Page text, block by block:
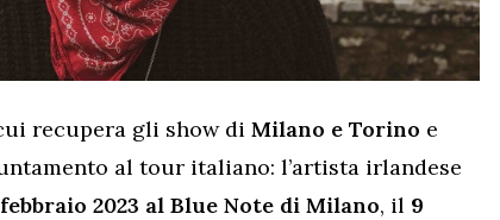
recupera gli show di Milano e Torino e
al tour italiano: l’artista irlandese
febbraio 2023 al Blue Note di Milano, il 9